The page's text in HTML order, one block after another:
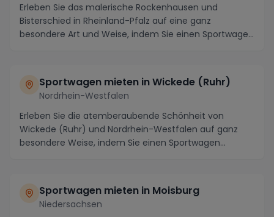
Erleben Sie das malerische Rockenhausen und
Bisterschied in Rheinland-Pfalz auf eine ganz
besondere Art und Weise, indem Sie einen Sportwagen
Sportwagen mieten in Wickede (Ruhr)
Nordrhein-Westfalen
Erleben Sie die atemberaubende Schönheit von
Wickede (Ruhr) und Nordrhein-Westfalen auf ganz
besondere Weise, indem Sie einen Sportwagen
Sportwagen mieten in Moisburg
Niedersachsen